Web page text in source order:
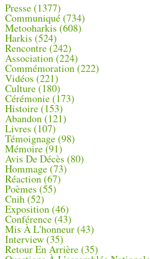
Presse (1377)
Communiqué (734)
Metooharkis (608)
Harkis (524)
Rencontre (242)
Association (224)
Commémoration(222)
Vidéos (221)
Culture(180)
Cérémonie (173)
Histoire (153)
Abandon(121)
Livres (107)
Témoignage (98)
Mémoire (91)
Avis De Décès (80)
Hommage (73)
Réaction(67)
Poèmes (55)
Cnih (52)
Exposition (46)
Conférence(43)
Mis À L'honneur (43)
Interview (35)
Retour En Arrière (35)